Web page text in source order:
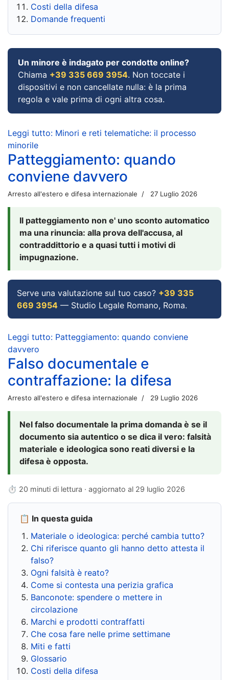
Costi della difesa
Domande frequenti
Un minore è indagato per condotte online?
Chiama +39 335 669 3954. Non toccate i
dispositivi e non cancellate nulla: è la prima
regola e vale prima di ogni altra cosa.
Leggi tutto: Minori e reti telematiche: il processo
minorile
Patteggiamento: quando
conviene davvero
Arresto all'estero e difesa internazionale 27 Luglio 2026
Il patteggiamento non e' uno sconto automatico
ma una rinuncia: alla prova dell'accusa, al
contraddittorio e a quasi tutti i motivi di
impugnazione.
Serve una valutazione sul tuo caso? +39 335
669 3954 — Studio Legale Romano, Roma.
Leggi tutto: Patteggiamento: quando conviene
davvero
Falso documentale e
contraffazione: la difesa
Arresto all'estero e difesa internazionale 29 Luglio 2026
Nel falso documentale la prima domanda è se il
documento sia autentico o se dica il vero: falsità
materiale e ideologica sono reati diversi e la
difesa è opposta.
⏱ 20 minuti di lettura · aggiornato al 29 luglio 2026
📋 In questa guida
Materiale o ideologica: perché cambia tutto?
Chi riferisce quanto gli hanno detto attesta il
falso?
Ogni falsità è reato?
Come si contesta una perizia grafica
Banconote: spendere o mettere in
circolazione
Marchi e prodotti contraffatti
Che cosa fare nelle prime settimane
Miti e fatti
Glossario
Costi della difesa